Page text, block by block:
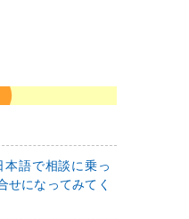
本語で相談に乗っ
せになってみてく